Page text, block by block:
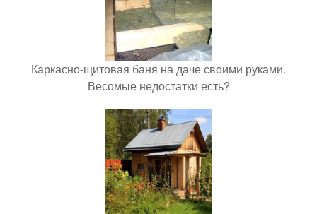
Каркасно-щитовая баня на даче своими руками.
Весомые недостатки есть?